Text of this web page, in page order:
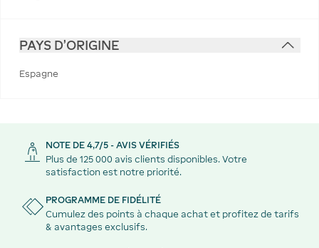
PAYS D'ORIGINE
Espagne
NOTE DE 4,7/5 - AVIS VÉRIFIÉS
Plus de 125 000 avis clients disponibles. Votre
satisfaction est notre priorité.
PROGRAMME DE FIDÉLITÉ
Cumulez des points à chaque achat et profitez de tarifs
& avantages exclusifs.